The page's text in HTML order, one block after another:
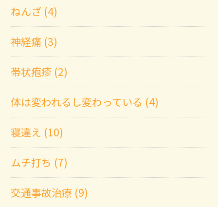
ねんざ (4)
神経痛 (3)
帯状疱疹 (2)
体は変われるし変わっている (4)
寝違え (10)
ムチ打ち (7)
交通事故治療 (9)